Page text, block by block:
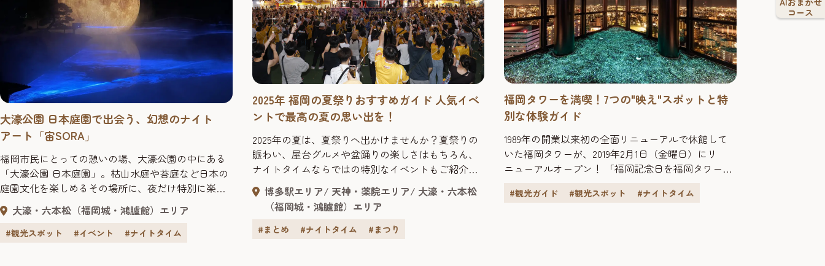
大濠公園 日本庭園で出会う、幻想のナイト
アート「宙SORA」
福岡市民にとっての憩いの場、大濠公園の中にある
「大濠公園 日本庭園」。枯山水庭や苔庭など日本の
庭園文化を楽しめるその場所に、夜だけ特別に楽し
めるナイトアートが出現です。 伝統的な日本庭園の
美と、最先端のデジタルアートが織りなす世界は、
昼間とは違った表情を見せ、訪れる人々を幻想的な
大濠・六本松（福岡城・鴻臚館）エリア
#観光スポット #イベント #ナイトタイム
2025年 福岡の夏祭りおすすめガイド 人気イベ
ントで最高の夏の思い出を！
2025年の夏は、夏祭りへ出かけませんか？夏祭りの
賑わい、屋台グルメや盆踊りの楽しさはもちろん、
ナイトタイムならではの特別なイベントもご紹介し
ます！この夏は福岡の祭典に飛び込んで、最高の思
い出を作りましょう！
博多駅エリア 天神・薬院エリア
大濠・六本松
（福岡城・鴻臚館）エリア
#まとめ #ナイトタイム #まつり
福岡タワーを満喫！7つの"映え"スポットと特
別な体験ガイド
1989年の開業以来初の全面リニューアルで休館して
いた福岡タワーが、2019年2月1日（金曜日）にリ
ニューアルオープン！ 「福岡記念日を福岡タワー
族、恋人同士など、ご来館頂く皆様に、想い出に残
#観光ガイド #観光スポット #ナイトタイム
コース